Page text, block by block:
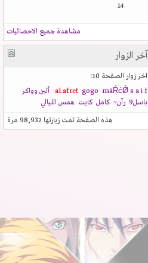
14
مشاهدة جميع الاحصائيات
آخر الزوار
اخر زوار الصفحة 10:
al.afret
gogo màŔćǾ s a i f
ألين وواكر
باسل9
رآن~ كامل كايت
همس الليالي
هذه الصفحة تمت زيارتها98,932مرة